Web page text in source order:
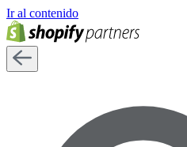
Ir al contenido